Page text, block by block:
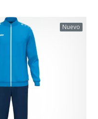
152 164 Nuevo